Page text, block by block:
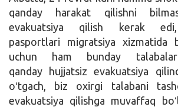
qanday harakat qilishni
evakuatsiya qilish kerak edi,
pasportlari migratsiya xizmatida
uchun ham bunday
qanday hujjatsiz evakuatsiya
oʻtgach, biz oxirgi talabani
evakuatsiya qilishga muvaffaq